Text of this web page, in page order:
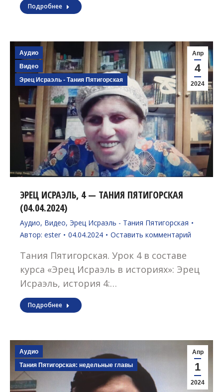
Подробнее
Апр
4
2024
Аудио
Видео
Эрец Исраэль - Тания Пятигорская
ЭРЕЦ ИСРАЭЛЬ, 4 — ТАНИЯ ПЯТИГОРСКАЯ
(04.04.2024)
Аудио, Видео, Эрец Исраэль - Тания Пятигорская
Автор: ester 04.04.2024 Оставить комментарий
Тания Пятигорская. Урок 4 в составе
курса «Эрец Исраэль в историях»: Эрец
Исраэль, история 4:…
Подробнее
Апр
1
2024
Аудио
Тания Пятигорская: недельные главы